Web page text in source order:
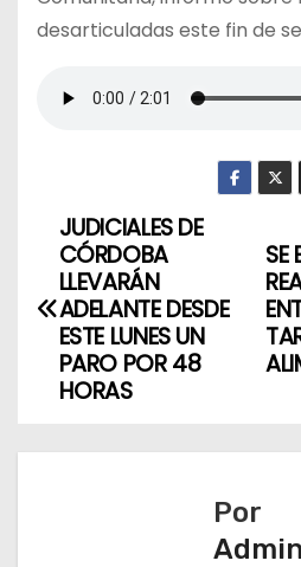
desarticuladas este fin de
N
a
SE
JUDICIALES DE
CÓRDOBA
LLEVARÁN
ADELANTE DESDE
ESTE LUNES UN
PARO POR 48
HORAS
Por